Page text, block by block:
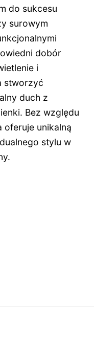
do sukcesu
surowym
dobór
i
stworzyć
duch z
Bez względu
oferuje unikalną
stylu w